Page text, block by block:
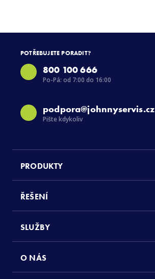
POTŘEBUJETE PORADIT?
800 100 666
Po-Pá: od 7:00 do 16:00
podpora@johnnyservis.cz
Pište kdykoliv
PRODUKTY
ŘEŠENÍ
SLUŽBY
O NÁS